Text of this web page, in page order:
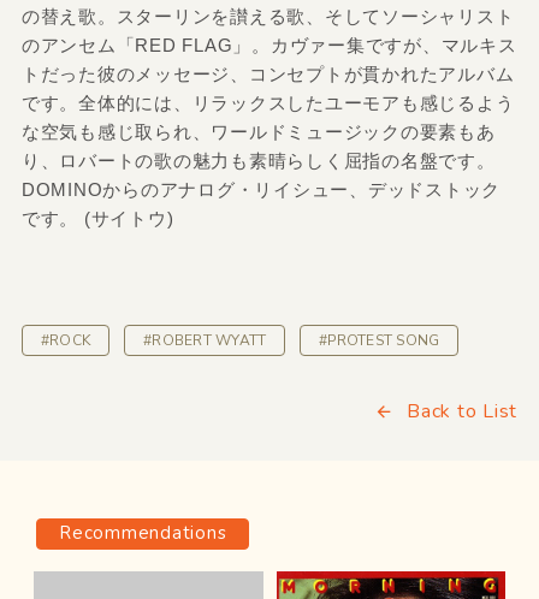
の替え歌。スターリンを讃える歌、そしてソーシャリスト
のアンセム「RED FLAG」。カヴァー集ですが、マルキス
トだった彼のメッセージ、コンセプトが貫かれたアルバム
です。全体的には、リラックスしたユーモアも感じるよう
な空気も感じ取られ、ワールドミュージックの要素もあ
り、ロバートの歌の魅力も素晴らしく屈指の名盤です。
DOMINOからのアナログ・リイシュー、デッドストック
です。 (サイトウ)
#ROCK #ROBERT WYATT #PROTEST SONG
Back to List
Recommendations